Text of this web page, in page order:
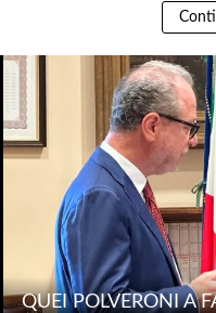
QUEI POLVERONI A